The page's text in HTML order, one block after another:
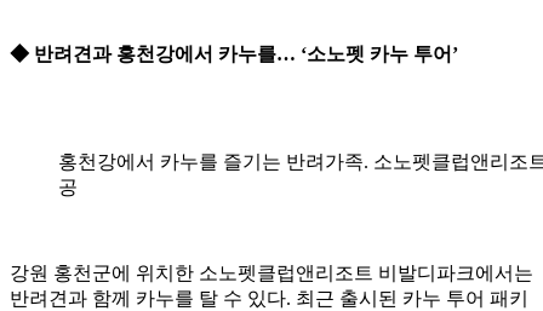
◆ 반려견과 홍천강에서 카누를… ‘소노펫 카누 투어’
홍천강에서 카누를 즐기는 반려가족. 소노펫클럽앤리조
공
강원 홍천군에 위치한 소노펫클럽앤리조트 비발디파크에서는
반려견과 함께 카누를 탈 수 있다. 최근 출시된 카누 투어 패키